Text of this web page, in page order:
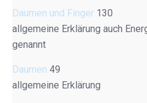
Daumen und Finger 130
allgemeine Erklärung auch
genannt
Daumen 49
allgemeine Erklärung